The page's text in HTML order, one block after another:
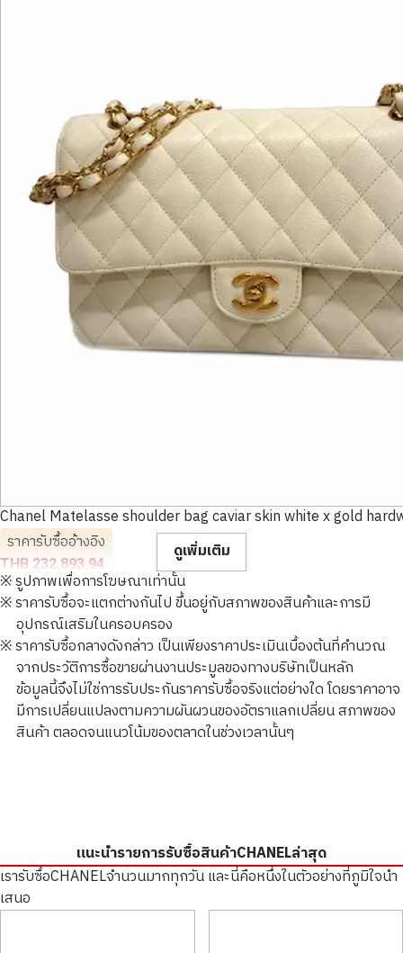
Chanel Matelasse shoulder bag caviar skin white x gold
ราคารับซื้ออ้างอิง
THB 232,893.94
ดูเพิ่มเติม
※ รูปภาพเพื่อการโฆษณาเท่านั้น
※ ราคารับซื้อจะแตกต่างกันไป ขึ้นอยู่กับสภาพของสินค้าและการมี
อุปกรณ์เสริมในครอบครอง
※ ราคารับซื้อกลางดังกล่าว เป็นเพียงราคาประเมินเบื้องต้นที่คำนวณ
จากประวัติการซื้อขายผ่านงานประมูลของทางบริษัทเป็นหลัก
ข้อมูลนี้จึงไม่ใช่การรับประกันราคารับซื้อจริงแต่อย่างใด โดยราคาอาจ
มีการเปลี่ยนแปลงตามความผันผวนของอัตราแลกเปลี่ยน สภาพของ
สินค้า ตลอดจนแนวโน้มของตลาดในช่วงเวลานั้นๆ
แนะนำรายการรับซื้อสินค้าCHANELล่าสุด
เรารับซื้อCHANELจำนวนมากทุกวัน และนี่คือหนึ่งในตัวอย่างที่ภูมิใจนำ
เสนอ